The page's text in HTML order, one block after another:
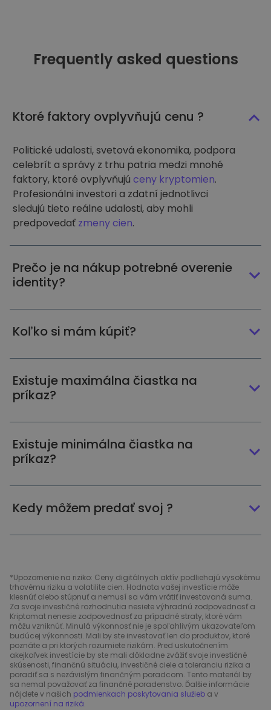
Frequently asked questions
Ktoré faktory ovplyvňujú cenu ?
Politické udalosti, svetová ekonomika, podpora
celebrít a správy z trhu patria medzi mnohé
faktory, ktoré ovplyvňujú ceny kryptomien.
Profesionálni investori a zdatní jednotlivci
sledujú tieto reálne udalosti, aby mohli
predpovedať zmeny cien.
Prečo je na nákup potrebné overenie
identity?
Koľko si mám kúpiť?
Existuje maximálna čiastka na
príkaz?
Existuje minimálna čiastka na
príkaz?
Kedy môžem predať svoj ?
*Upozornenie na riziko: Ceny digitálnych aktív podliehajú vysokému
trhovému riziku a volatilite cien. Hodnota vašej investície môže
klesnúť alebo stúpnuť a nemusí sa vám vrátiť investovaná suma.
Za svoje investičné rozhodnutia nesiete výhradnú zodpovednosť a
Kriptomat nenesie zodpovednosť za prípadné straty, ktoré vám
môžu vzniknúť. Minulá výkonnosť nie je spoľahlivým ukazovateľom
budúcej výkonnosti. Mali by ste investovať len do produktov, ktoré
poznáte a pri ktorých rozumiete rizikám. Pred uskutočnením
akejkoľvek investície by ste mali dôkladne zvážiť svoje investičné
skúsenosti, finančnú situáciu, investičné ciele a toleranciu rizika a
poradiť sa s nezávislým finančným poradcom. Tento materiál by
sa nemal považovať za finančné poradenstvo. Ďalšie informácie
nájdete v našich podmienkach poskytovania služieb a v
upozornení na riziká.